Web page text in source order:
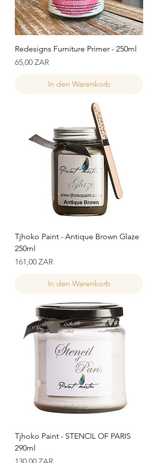
Redesigns Furniture Primer - 250ml
Preis
65,00 ZAR
In den Warenkorb
Tjhoko Paint - Antique Brown Glaze
250ml
Preis
161,00 ZAR
In den Warenkorb
Tjhoko Paint - STENCIL OF PARIS
290ml
Preis
130,00 ZAR